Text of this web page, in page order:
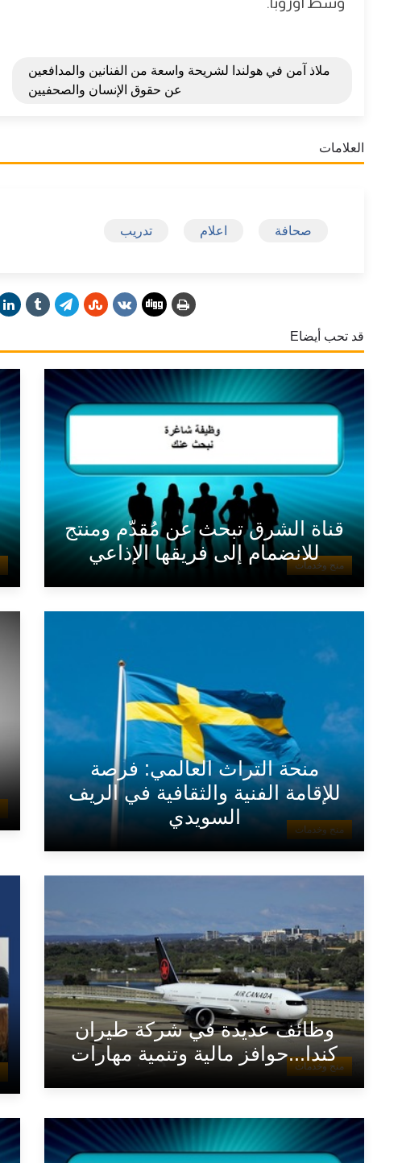
ملاذ آمن في هولندا لشريحة واسعة من الفنانين والمدافعين
عن حقوق الإنسان والصحفيين
العلامات
صحافة اعلام تدريب
قد تحب أيضاE
منح وخدمات
قناة الشرق تبحث عن مُقدّم ومنتج
للانضمام إلى فريقها الإذاعي
منح وخدمات
منحة التراث العالمي: فرصة
للإقامة الفنية والثقافية في الريف
السويدي
منح وخدمات
وظائف عديدة في شركة طيران
كندا...حوافز مالية وتنمية مهارات